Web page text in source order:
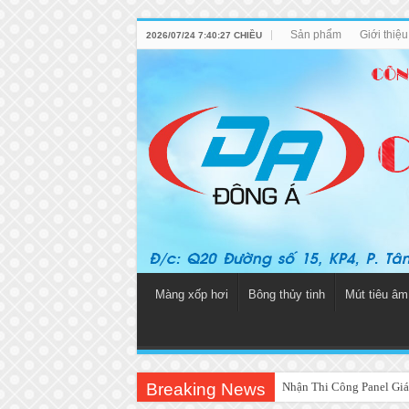
2026/07/24 7:40:27 CHIỀU Sản phẩm Giới
Màng xốp hơi Bông thủy tinh Mút tiêu âm
Breaking News Nhận Thi Công Panel